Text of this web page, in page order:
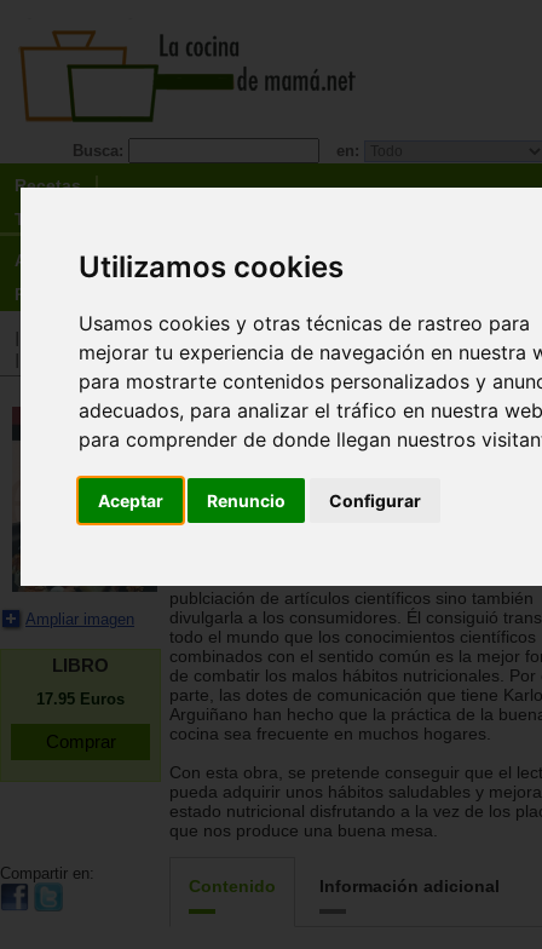
Utilizamos cookies
Usamos cookies y otras técnicas de rastreo para
mejorar tu experiencia de navegación en nuestra
para mostrarte contenidos personalizados y
adecuados, para analizar el tráfico en nuestra
para comprender de donde llegan nuestros
Aceptar Renuncio Configurar
Busca: en:
Recetas
Tienda
Actualidad
Registro
Cocineros destacados
Karlos
>Tienda>Libros>Especialidades>Saludable>
Ampliar imagen
LIBRO
17.95 Euros
Compartir en:
Regular la Hipertensión Arterial.
Comer sano.
Fundación Aragonesa Grande Covián y
Arguiñano.
publciación de artículos científicos sino también
divulgarla a los consumidores. Él consiguió
todo el mundo que los conocimientos científicos
combinados con el sentido común es la mejor
de combatir los malos hábitos nutricionales. Por
parte, las dotes de comunicación que tiene
Arguiñano han hecho que la práctica de la
cocina sea frecuente en muchos hogares.
Con esta obra, se pretende conseguir que el
pueda adquirir unos hábitos saludables y
estado nutricional disfrutando a la vez de los
que nos produce una buena mesa.
Contenido Información adicional